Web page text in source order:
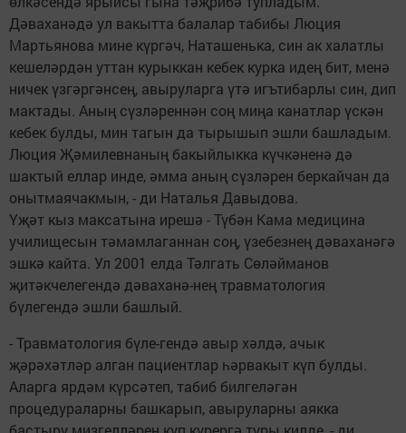
Дәваханәдә ул вакытта балалар табибы Люция
Мартьянова мине күргәч, Наташенька, син ак халатлы
кешеләрдән уттан курыккан кебек курка идең бит, менә
ничек үзгәргәнсең, авыруларга үтә игътибарлы син, дип
мактады. Аның сүзләреннән соң миңа канатлар үскән
кебек булды, мин тагын да тырышып эшли башладым.
Люция Җәмилевнаның бакыйлыкка күчкәненә дә
шактый еллар инде, әмма аның сүзләрен беркайчан да
онытмаячакмын, - ди Наталья Давыдова.
Үҗәт кыз максатына ирешә - Түбән Кама медицина
училищесын тәмамлаганнан соң, үзебезнең дәваханәгә
эшкә кайта. Ул 2001 елда Тәлгать Сөләйманов
җитәкчелегендә дәваханә-нең травматология
бүлегендә эшли башлый.
- Травматология бүле-гендә авыр хәлдә, ачык
җәрәхәтләр алган пациентлар һәрвакыт күп булды.
Аларга ярдәм күрсәтеп, табиб билгеләгән
процедураларны башкарып, авыруларны аякка